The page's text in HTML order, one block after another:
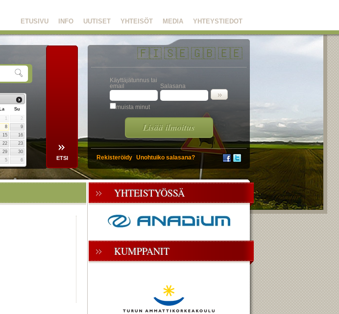
YHTEYSTIEDOT
MEDIA
YHTEISÖT
UUTISET
INFO
ETUSIVU
La
Su
2
8
9
15
16
22
23
29
30
5 6
🇫🇮🇸🇪🇬🇧🇪🇪
Käyttäjätunnus tai
email
Salasana
muista minut
Lisää ilmoitus
Rekisteröidy Unohtuiko salasana?
YHTEISTYÖSSÄ
KUMPPANIT